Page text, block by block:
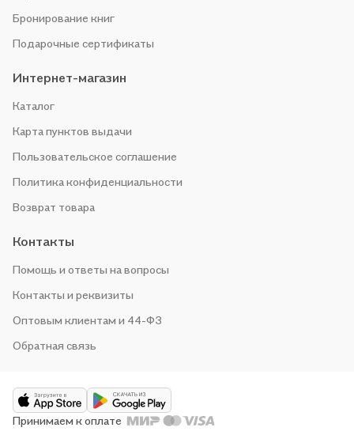
Бронирование книг
Подарочные сертификаты
Интернет-магазин
Каталог
Карта пунктов выдачи
Пользовательское соглашение
Политика конфиденциальности
Возврат товара
Контакты
Помощь и ответы на вопросы
Контакты и реквизиты
Оптовым клиентам и 44-ФЗ
Обратная связь
Принимаем к оплате